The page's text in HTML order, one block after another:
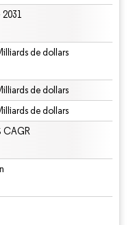
2031
de dollars
de dollars
de dollars
CAGR
nécessite une attribution sous CC